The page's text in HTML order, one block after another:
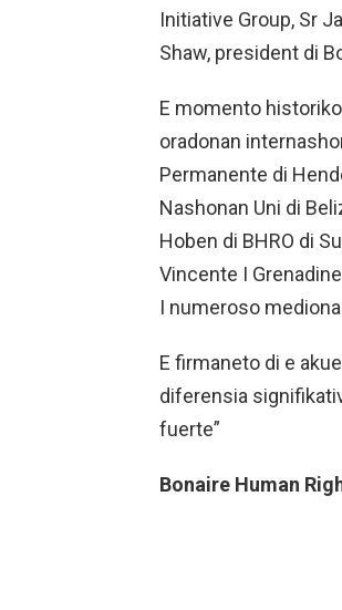
Initiative Group, Sr
Shaw, president di
E momento
oradonan
Permanente di
Nashonan Uni di
Hoben di BHRO di
Vincente I
I numeroso
E firmaneto di e
diferensia
fuerte”
Bonaire Human